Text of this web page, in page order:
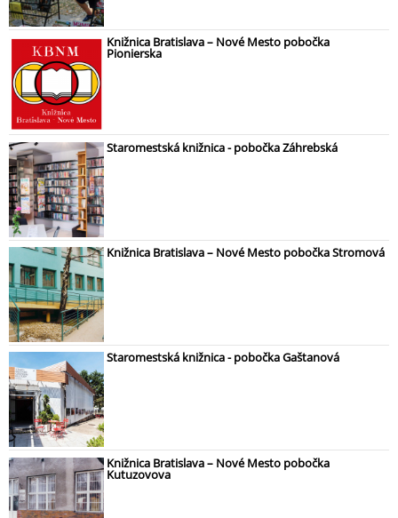
Knižnica Bratislava – Nové Mesto pobočka
Pionierska
Staromestská knižnica - pobočka Záhrebská
Knižnica Bratislava – Nové Mesto pobočka Stromová
Staromestská knižnica - pobočka Gaštanová
Knižnica Bratislava – Nové Mesto pobočka
Kutuzovova